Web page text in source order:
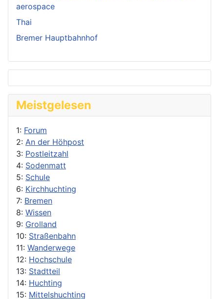
aerospace
Thai
Bremer Hauptbahnhof
Meistgelesen
1: Forum
2: An der Höhpost
3: Postleitzahl
4: Sodenmatt
5: Schule
6: Kirchhuchting
7: Bremen
8: Wissen
9: Grolland
10: Straßenbahn
11: Wanderwege
12: Hochschule
13: Stadtteil
14: Huchting
15: Mittelshuchting